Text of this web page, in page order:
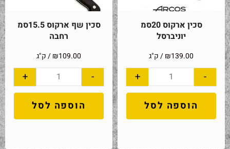
סכין ארקוס 20סמ
יוניברסל
₪139.00 / ק"ג
-
+
הוספה לסל
סכין שף ארקוס 15.5סמ
רחבה
₪109.00 / ק"ג
-
+
הוספה לסל